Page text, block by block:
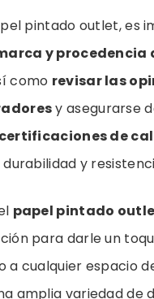
pintado outlet, es
y procedencia
como revisar las
y asegurarse
certificaciones de
y
papel pintado
para darle un
a cualquier espacio
amplia variedad de